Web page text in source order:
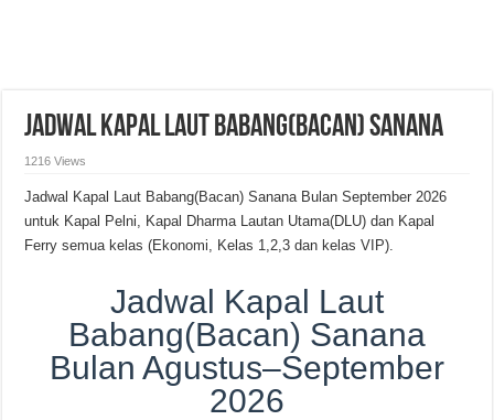
Jadwal Kapal Laut Babang(Bacan) Sanana
1216 Views
Jadwal Kapal Laut Babang(Bacan) Sanana Bulan September 2026
untuk Kapal Pelni, Kapal Dharma Lautan Utama(DLU) dan Kapal
Ferry semua kelas (Ekonomi, Kelas 1,2,3 dan kelas VIP).
Jadwal Kapal Laut
Babang(Bacan) Sanana
Bulan Agustus–September
2026